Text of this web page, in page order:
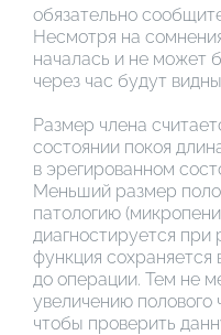
обязательно
Несмотря на
началась и не может
через час будут
Размер члена
состоянии покоя
в эрегированном
Меньший размер
патологию
диагностируется при
функция
до операции. Тем не
увеличению полового
чтобы проверить